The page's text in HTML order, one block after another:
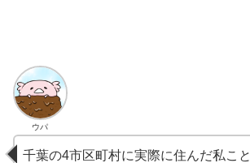
ウパ
千葉の4市区町村に実際に住んだ私こと